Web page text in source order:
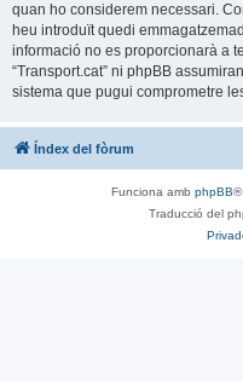
quan ho considerem necessari.
heu introduït quedi
informació no es proporcionarà a
“Transport.cat” ni phpBB
sistema que pugui comprometre
Índex del fòrum
Funciona amb phpBB®
Traducció del